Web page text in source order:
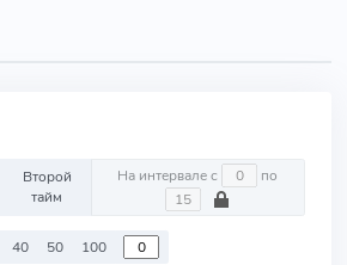
Второй
тайм
На интервале с по
40 50 100